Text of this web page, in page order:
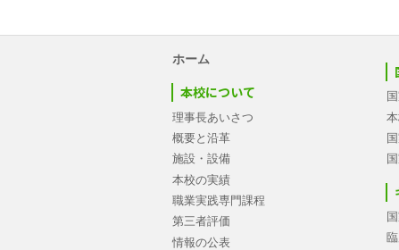
ホーム
本校について
理事長あいさつ
概要と沿革
施設・設備
本校の実績
職業実践専門課程
第三者評価
情報の公表